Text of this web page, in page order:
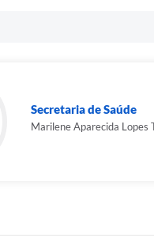
Secretaria de Saúde
Marilene Aparecida Lopes